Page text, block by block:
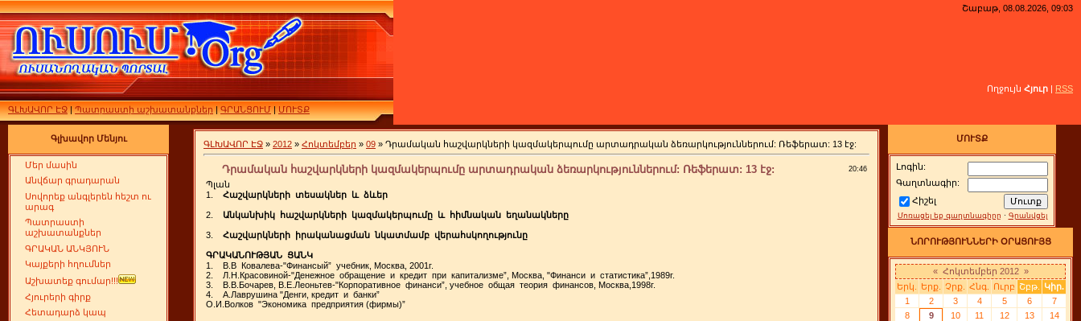
ԳԼԽԱՎՈՐ ԷՋ|Պատրաստի աշխատանքներ|ԳՐԱՆՑՈՒՄ|ՄՈՒՏՔ
Շաբաթ, 08.08.2026, 09:03
Ողջույն Հյուր | RSS
Գլխավոր Մենյու
Մեր մասին
Անվճար գրադարան
Սովորեք անգլերեն հեշտ ու
արագ
Պատրաստի
աշխատանքներ
ԳՐԱԿԱՆ ԱՆԿՅՈՒՆ
Կայքերի հղումներ
Աշխատեք գումար!!!
Հյուրերի գիրք
Հետադարձ կապ
ԳԼԽԱՎՈՐ ԷՋ » 2012 » Հոկտեմբեր » 09 » Դրամական հաշվարկների կազմակերպումը արտադրական ձեռարկություններում: Ռեֆերատ: 13 էջ:
Դրամական հաշվարկների կազմակերպումը արտադրական ձեռարկություններում: Ռեֆերատ: 13 էջ: 20:46
Պլան
1. Հաշվարկների տեսակներ և ձևեր
2. Անկանխիկ հաշվարկների կազմակերպումը և հիմնական եղանակները
3. Հաշվարկների իրականացման նկատմամբ վերահսկողությունը
ԳՐԱԿԱՆՈՒԹՅԱՆ ՑԱՆԿ
1. В.В Ковалева-"Финансый” учебник, Москва, 2001г.
2. Л.Н.Красовиной-"Денежное обращение и кредит при капитализме”, Москва, "Финанси и статистика”,1989г.
3. В.В.Бочарев, В.Е.Леоньтев-"Корпоративное финанси”, учебное общая теория финансов, Москва,1998г.
4. А.Лаврушина "Денги, кредит и банки”
О.И.Волков "Экономика предприятия (фирмы)”
ՄՈՒՏՔ
Լոգին:
Գաղտնագիր:
Հիշել
Մոռացել եք գաղտնագիրը · Գրանվցել
ՆՈՐՈՒԹՅՈՒՆՆԵՐԻ ՕՐԱՑՈՒՅՑ
« Հոկտեմբեր 2012 »
Երկ.
Երք. Չրք. Հնգ. Ուրբ Շբթ.
Կիր.
1
2 3 4 5 6
7
8
9 10 11 12 13
14